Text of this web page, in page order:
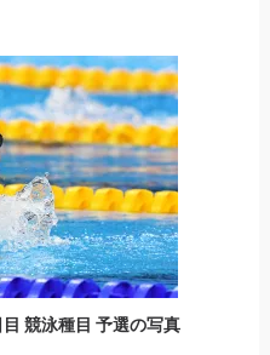
競泳種目 予選の写真